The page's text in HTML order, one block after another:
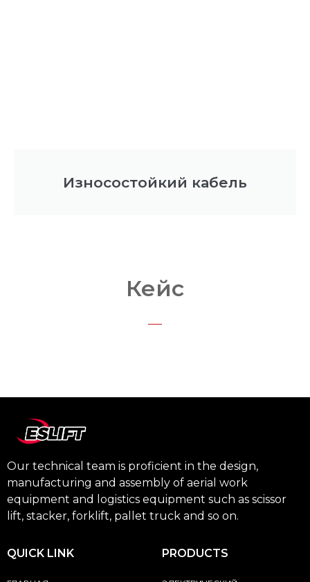
Износостойкий кабель
Кейс
Our technical team is proficient in the design,
manufacturing and assembly of aerial work
equipment and logistics equipment such as scissor
lift, stacker, forklift, pallet truck and so on.
QUICK LINK PRODUCTS